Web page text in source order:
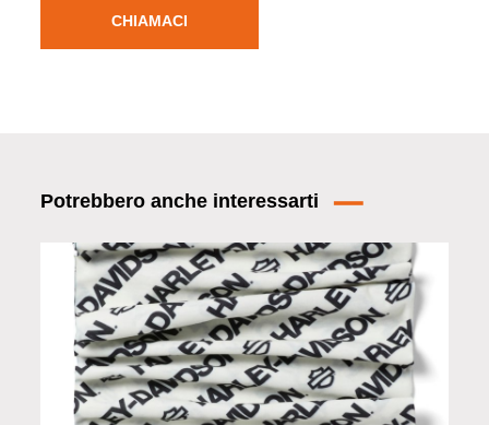
CHIAMACI
Potrebbero anche interessarti